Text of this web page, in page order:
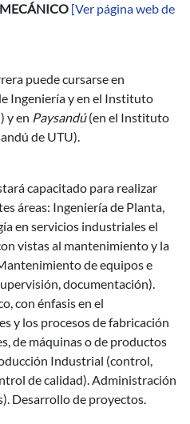
[Ver página web de
puede cursarse en
Ingeniería y en el Instituto
y en Paysandú(en el Instituto
de UTU).
capacitado para realizar
áreas: Ingeniería de Planta,
en servicios industriales el
vistas al mantenimiento y la
de equipos e
documentación).
con énfasis en el
y los procesos de fabricación
de máquinas o de productos
Industrial (control,
de calidad). Administración
Desarrollo de proyectos.